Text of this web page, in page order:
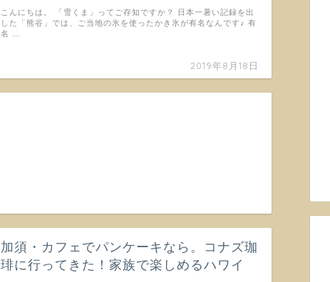
2019年8月18日
こんにちは。 「雪くま」ってご存知ですか？ 日本一暑い記録を出
した「熊谷」では、ご当地の氷を使ったかき氷が有名なんです♪ 有
名 …
加須・カフェでパンケーキなら。コナズ珈
琲に行ってきた！家族で楽しめるハワイ